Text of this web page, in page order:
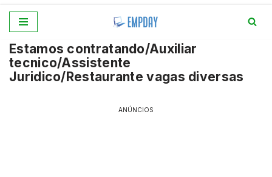
para
o
conteúdo
Estamos contratando/Auxiliar
tecnico/Assistente
Juridico/Restaurante vagas diversas
ANÚNCIOS